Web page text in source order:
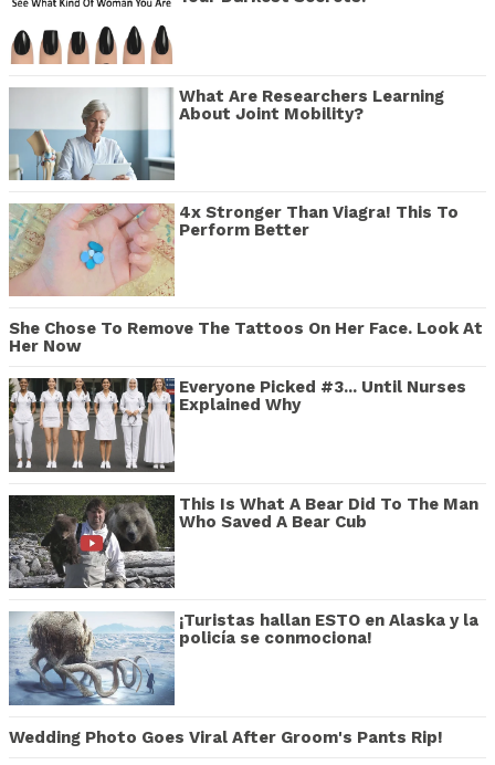
What Are Researchers Learning
About Joint Mobility?
4x Stronger Than Viagra! This To
Perform Better
She Chose To Remove The Tattoos On Her Face. Look At
Her Now
Everyone Picked #3... Until Nurses
Explained Why
This Is What A Bear Did To The Man
Who Saved A Bear Cub
¡Turistas hallan ESTO en Alaska y la
policía se conmociona!
Wedding Photo Goes Viral After Groom's Pants Rip!